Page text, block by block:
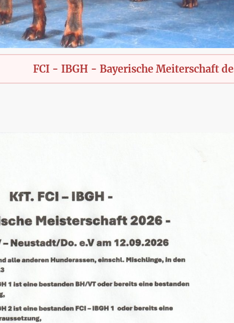
FCI - IBGH - Bayerische Meiterschaft des